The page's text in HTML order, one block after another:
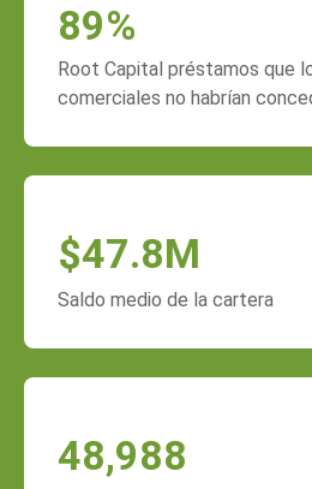
89%
Root Capital préstamos que
comerciales no habrían
$47.8M
Saldo medio de la cartera
48,988